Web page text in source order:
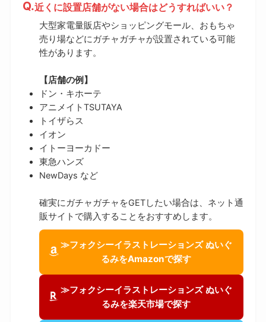
近くに設置店舗がない場合はどうすればいい？
大型家電量販店やショッピングモール、おもちゃ
売り場などにガチャガチャが設置されている可能
性があります。
【店舗の例】
ドン・キホーテ
アニメイトTSUTAYA
トイザらス
イオン
イトーヨーカドー
東急ハンズ
NewDays など
確実にガチャガチャをGETしたい場合は、ネット通
販サイトで購入することをおすすめします。
≫フォクシーイラストレーションズ ぬいぐ
るみをAmazonで探す
≫フォクシーイラストレーションズ ぬいぐ
るみを楽天市場で探す